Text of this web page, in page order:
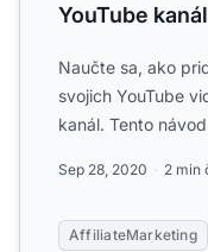
YouTube
Naučte sa, ako
svojich YouTube
kanál. Tento
Sep 28, 2020 2 min
AffiliateMarketing